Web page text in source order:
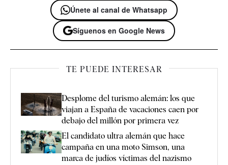
Únete al canal de Whatsapp
Síguenos en Google News
TE PUEDE INTERESAR
Desplome del turismo alemán: los que
viajan a España de vacaciones caen por
debajo del millón por primera vez
El candidato ultra alemán que hace
campaña en una moto Simson, una
marca de judíos víctimas del nazismo